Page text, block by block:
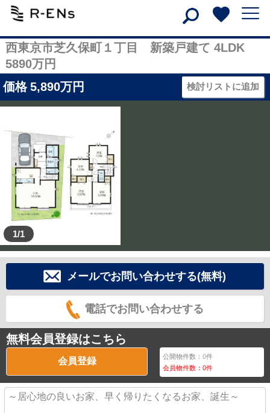
西東京市芝久保町１丁目 新築戸建て 4LDK
5890万円
価格 5,890万円 検討リストに追加
1/1
メールでお問い合わせする(無料)
電話でお問い合わせする
無料会員登録はこちら
会員登録 公開物件数：0件
会員物件数：0件
～居心地の良いお家、早く帰りたくなるお家、誕生～